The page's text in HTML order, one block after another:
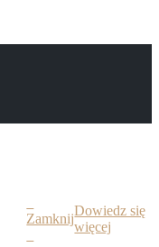
Zamknij
Dowiedz się
więcej